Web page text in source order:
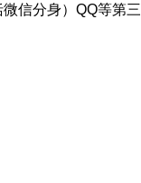
信分身）QQ等第三